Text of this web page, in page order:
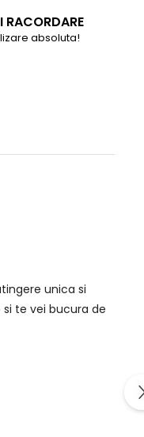
RACORDARE
absoluta!
unica si
si te vei bucura de